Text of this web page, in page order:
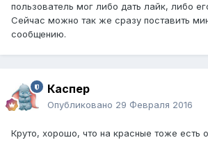
пользователь мог либо дать лайк, либо
Сейчас можно так же сразу поставить
сообщению.
Каспер
Опубликовано 29 Февраля 2016
Круто, хорошо, что на красные тоже есть